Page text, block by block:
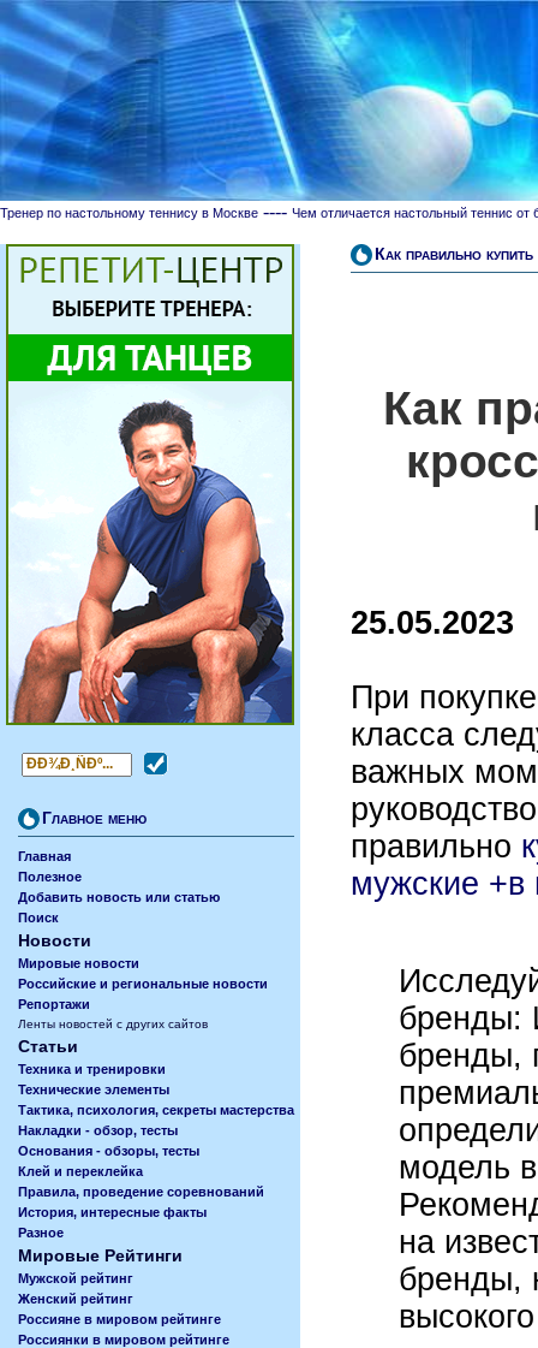
Тренер по настольному теннису в Москве ---- Чем отличается настольный теннис от
Главное меню
Главная
Полезное
Добавить новость или статью
Поиск
Новости
Мировые новости
Российские и региональные новости
Репортажи
Ленты новостей с других сайтов
Статьи
Техника и тренировки
Технические элементы
Тактика, психология, секреты мастерства
Накладки - обзор, тесты
Основания - обзоры, тесты
Клей и переклейка
Правила, проведение соревнований
История, интересные факты
Разное
Мировые Рейтинги
Мужской рейтинг
Женский рейтинг
Россияне в мировом рейтинге
Россиянки в мировом рейтинге
Как правильно
Как
25.05.2023
При
класса
важных
правильно
мужские +в
бренды:
бренды,
модель
на
бренды,